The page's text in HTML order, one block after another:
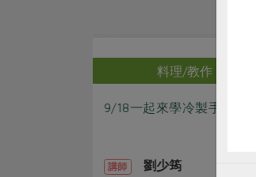
料理/教作
苓雅綠食—手作葷素包子
時間
2026-09-05